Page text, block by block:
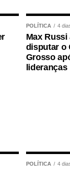
Olímpicos
sete,
basquete
contarão
e boliche, nas
Além disso,
POLÍTICA 4
Max
disputar o
Grosso
lideranças
POLÍTICA 4